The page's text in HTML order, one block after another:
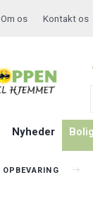
Om os Kontakt os
Nyheder Bolig
OPBEVARING